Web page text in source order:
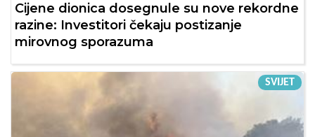
Cijene dionica dosegnule su nove rekordne
razine: Investitori čekaju postizanje
mirovnog sporazuma
SVIJET